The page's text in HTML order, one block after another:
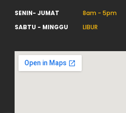
SENIN- JUMAT
8am - 5pm
SABTU - MINGGU
LIBUR